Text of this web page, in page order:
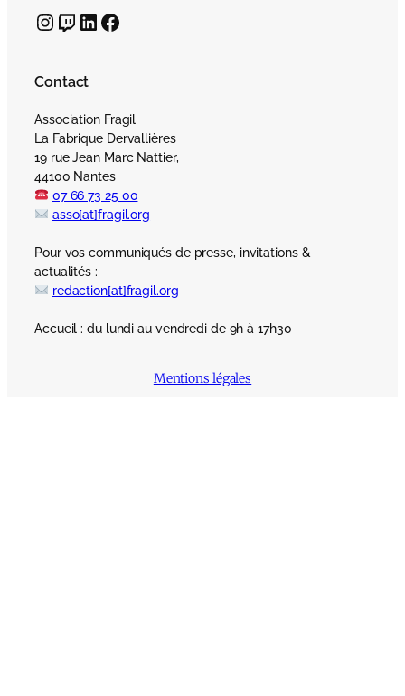
InstagramTwitch LinkedIn Facebook
Contact
Association Fragil
La Fabrique Dervallières
19 rue Jean Marc Nattier,
44100 Nantes
07 66 73 25 00
asso[at]fragil.org
Pour vos communiqués de presse, invitations &
actualités :
redaction[at]fragil.org
Accueil : du lundi au vendredi de 9h à 17h30
Mentions légales